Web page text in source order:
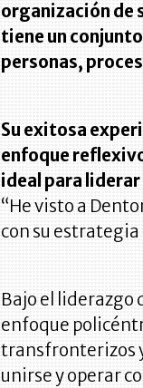
organización de
tiene un
personas,
Su exitosa
enfoque
ideal para
“He visto a
con su
Bajo el liderazgo
enfoque
transfronterizos
unirse y operar